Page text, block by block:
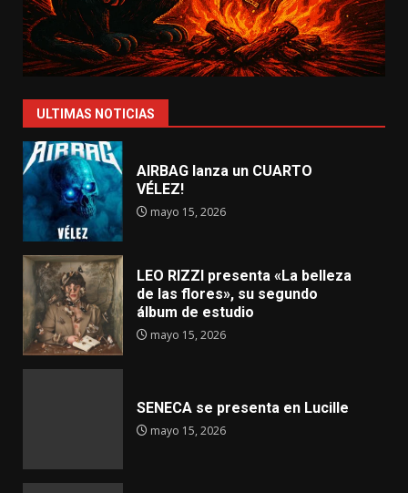
ULTIMAS NOTICIAS
AIRBAG lanza un CUARTO
VÉLEZ!
mayo 15, 2026
LEO RIZZI presenta «La belleza
de las flores», su segundo
álbum de estudio
mayo 15, 2026
SENECA se presenta en Lucille
mayo 15, 2026